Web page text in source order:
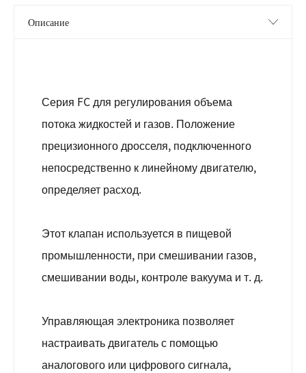
Серия FC для регулирования объема
потока жидкостей и газов. Положение
прецизионного дросселя, подключенного
непосредственно к линейному двигателю,
определяет расход.
Этот клапан используется в пищевой
промышленности, при смешивании газов,
смешивании воды, контроле вакуума и т. д.
Управляющая электроника позволяет
настраивать двигатель с помощью
аналогового или цифрового сигнала,